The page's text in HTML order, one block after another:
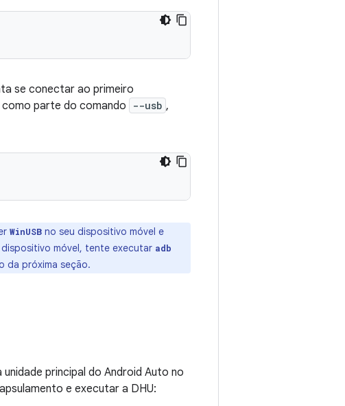
se conectar ao primeiro
parte do comando
--usb ,
WinUSB no seu dispositivo móvel e
móvel, tente executar adb
da próxima seção.
principal do Android Auto no
e executar a DHU: